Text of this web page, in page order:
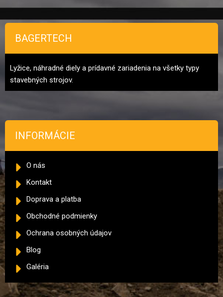
BAGERTECH
Lyžice, náhradné diely a prídavné zariadenia na všetky typy
stavebných strojov.
INFORMÁCIE
O nás
Kontakt
Doprava a platba
Obchodné podmienky
Ochrana osobných údajov
Blog
Galéria